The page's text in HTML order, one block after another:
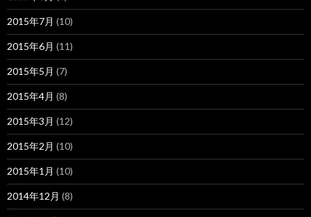
2015年7月 (10)
2015年6月 (11)
2015年5月 (7)
2015年4月 (8)
2015年3月 (12)
2015年2月 (10)
2015年1月 (10)
2014年12月 (8)